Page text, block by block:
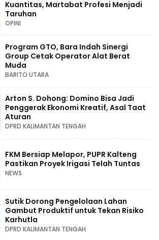
Kuantitas, Martabat Profesi Menjadi
Taruhan
OPINI
Program GTO, Bara Indah Sinergi
Group Cetak Operator Alat Berat
Muda
BARITO UTARA
Arton S. Dohong: Domino Bisa Jadi
Penggerak Ekonomi Kreatif, Asal Taat
Aturan
DPRD KALIMANTAN TENGAH
FKM Bersiap Melapor, PUPR Kalteng
Pastikan Proyek Irigasi Telah Tuntas
NEWS
Sutik Dorong Pengelolaan Lahan
Gambut Produktif untuk Tekan Risiko
Karhutla
DPRD KALIMANTAN TENGAH